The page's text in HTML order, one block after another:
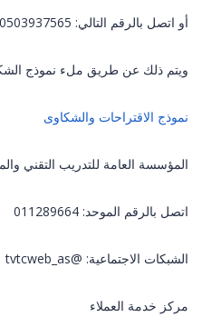
أو اتصل بالرقم التالي: 9660503937565
ويتم ذلك عن طريق ملء نموذج
نموذج الاقتراحات والشكاوى
المؤسسة العامة للتدريب التقني
اتصل بالرقم الموحد: 011289664
الشبكات الاجتماعية: @tvtcweb_as
مركز خدمة العملاء